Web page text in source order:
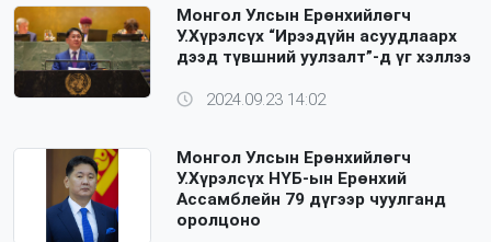
Монгол Улсын Ерөнхийлөгч
У.Хүрэлсүх “Ирээдүйн асуудлаарх
дээд түвшний уулзалт”-д үг хэллээ
2024.09.23 14:02
Монгол Улсын Ерөнхийлөгч
У.Хүрэлсүх НҮБ-ын Ерөнхий
Ассамблейн 79 дүгээр чуулганд
оролцоно